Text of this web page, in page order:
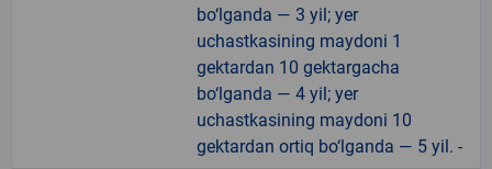
bo‘lganda — 3 yil; yer
uchastkasining maydoni 1
gektardan 10 gektargacha
bo‘lganda — 4 yil; yer
uchastkasining maydoni 10
gektardan ortiq bo‘lganda — 5 yil. -